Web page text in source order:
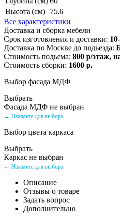
Высота (см)
75.6
Все характеристики
Доставка и сборка мебели
Срок изготовления и доставки:
Доставка по Москве до подьезда:
Стоимость подьема: 800 р/этаж,
Стоимость сборки: 1600 р.
Выбор фасада МДФ
Выбрать
Фасада МДФ не выбран
← Нажмите для выбора
Выбор цвета каркаса
Выбрать
Каркас не выбран
← Нажмите для выбора
Описание
Отзывы о товаре
Задать вопрос
Дополнительно